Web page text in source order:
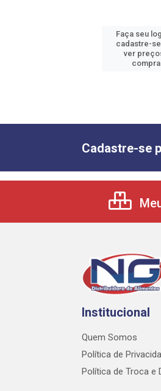
Faça seu
cadastre-
ver
Cadastre-se
Institucional
Quem Somos
Política de
Política de Troca e